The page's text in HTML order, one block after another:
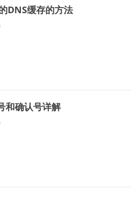
DNS缓存的方法
和确认号详解